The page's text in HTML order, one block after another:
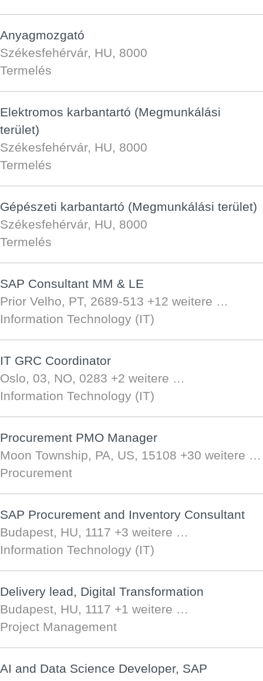
Anyagmozgató
Székesfehérvár, HU, 8000
Termelés
Elektromos karbantartó (Megmunkálási
terület)
Székesfehérvár, HU, 8000
Termelés
Gépészeti karbantartó (Megmunkálási terület)
Székesfehérvár, HU, 8000
Termelés
SAP Consultant MM & LE
Prior Velho, PT, 2689-513 +12 weitere …
Information Technology (IT)
IT GRC Coordinator
Oslo, 03, NO, 0283 +2 weitere …
Information Technology (IT)
Procurement PMO Manager
Moon Township, PA, US, 15108 +30 weitere …
Procurement
SAP Procurement and Inventory Consultant
Budapest, HU, 1117 +3 weitere …
Information Technology (IT)
Delivery lead, Digital Transformation
Budapest, HU, 1117 +1 weitere …
Project Management
AI and Data Science Developer, SAP